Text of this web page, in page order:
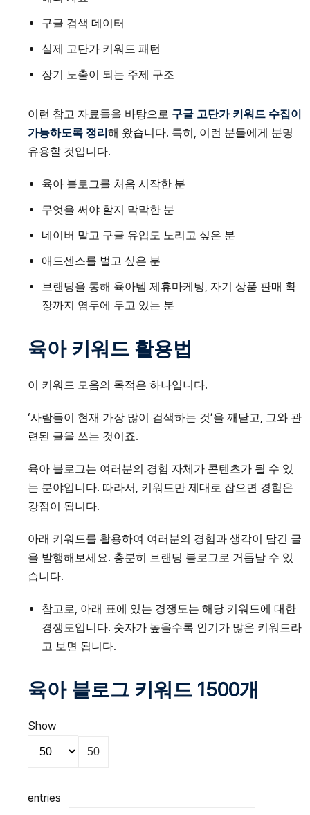
구글 검색 데이터
실제 고단가 키워드 패턴
장기 노출이 되는 주제 구조
이런 참고 자료들을 바탕으로 구글 고단가 키워드 수집이
가능하도록 정리해 왔습니다. 특히, 이런 분들에게 분명
유용할 것입니다.
육아 블로그를 처음 시작한 분
무엇을 써야 할지 막막한 분
네이버 말고 구글 유입도 노리고 싶은 분
애드센스를 벌고 싶은 분
브랜딩을 통해 육아템 제휴마케팅, 자기 상품 판매 확
장까지 염두에 두고 있는 분
육아 키워드 활용법
이 키워드 모음의 목적은 하나입니다.
‘사람들이 현재 가장 많이 검색하는 것’을 깨닫고, 그와 관
련된 글을 쓰는 것이죠.
육아 블로그는 여러분의 경험 자체가 콘텐츠가 될 수 있
는 분야입니다. 따라서, 키워드만 제대로 잡으면 경험은
강점이 됩니다.
아래 키워드를 활용하여 여러분의 경험과 생각이 담긴 글
을 발행해보세요. 충분히 브랜딩 블로그로 거듭날 수 있
습니다.
참고로, 아래 표에 있는 경쟁도는 해당 키워드에 대한
경쟁도입니다. 숫자가 높을수록 인기가 많은 키워드라
고 보면 됩니다.
육아 블로그 키워드 1500개
Show
50
entries